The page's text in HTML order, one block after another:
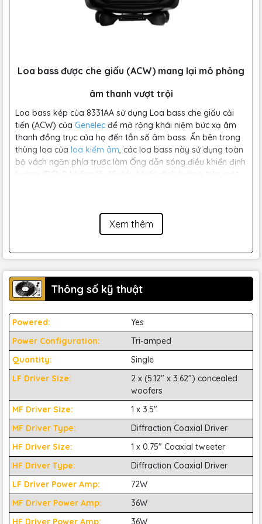
Loa bass được che giấu (ACW) mang lại mô phỏng
âm thanh vượt trội
Loa bass kép của 8331AA sử dụng Loa bass che giấu cải
tiến (ACW) của Genelec để mở rộng khái niệm bức xạ âm
thanh đồng trục của họ đến tần số âm bass. Ẩn bên trong
thùng loa của loa kiểm âm, các loa bass này sử dụng toàn
bộ vách ngăn phía trước làm Ống dẫn sóng điều khiển định
hướng (DCW) khổng lồ để điều khiển định hướng trên một
khiển Đồng trục nhiễu xạ tối thiểu (MDC) của 8331A, giúp tái
tạo các tần số tầm trung và cao. Kết quả là khả năng kiểm
âm cực kỳ chính xác với khả năng tách tần số vô song, độ
tin được.
Smart Active Monitor (SAM) cung cấp khả năng
kiểm âm cực kỳ chính xác
Ngày nay, không có gì lạ khi một kỹ sư làm việc trong một
môi trường âm thanh nhỏ, không được trang bị nhiều thiết
bị xịn. Công nghệ Smart Active Monitor (SAM) củaGenelec
Xem thêm
Thông số kỹ thuật
Powered:
Yes
Power Configuration:
Tri-amped
Quantity:
Single
LF Driver Size:
2 x (5.12" x 3.62") concealed
woofers
MF Driver Size:
1 x 3.5"
MF Driver Type:
Diffraction Coaxial Driver
HF Driver Size:
1 x 0.75" Coaxial tweeter
HF Driver Type:
Diffraction Coaxial Driver
LF Driver Power Amp:
72W
MF Driver Power Amp:
36W
HF Driver Power Amp:
36W